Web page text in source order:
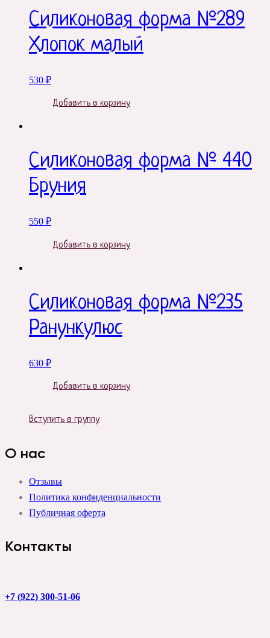
Силиконовая форма №289
Хлопок малый
530 ₽
Добавить в корзину
Силиконовая форма № 440
Бруния
550 ₽
Добавить в корзину
Силиконовая форма №235
Ранункулюс
630 ₽
Добавить в корзину
Вступить в группу
О нас
Отзывы
Политика конфиденциальности
Публичная оферта
Контакты
+7 (922) 300-51-06